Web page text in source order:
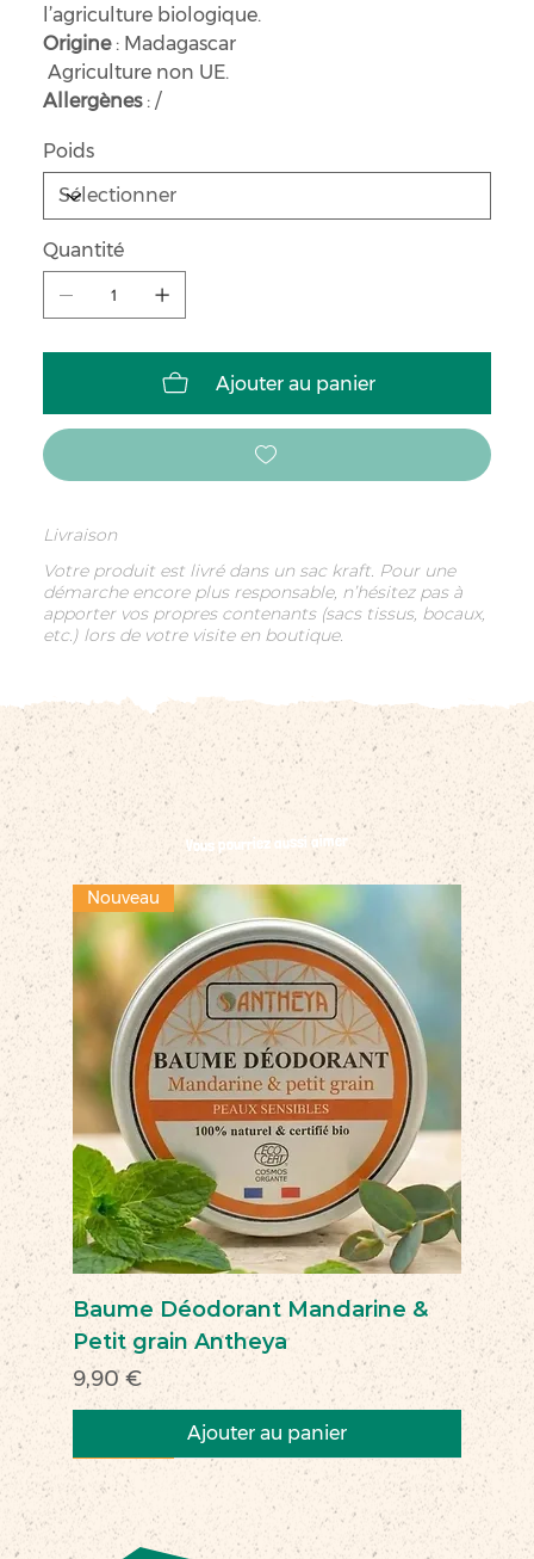
l’agriculture biologique.
Origine: Madagascar
Agriculture non UE.
Allergènes: /
Poids
Quantité
Ajouter au panier
Livraison
Votre produit est livré dans un sac kraft. Pour une
démarche encore plus responsable, n’hésitez pas à
apporter vos propres contenants (sacs tissus, bocaux,
etc.) lors de votre visite en boutique.
Vous pourriez aussi aimer
Nouveau
Baume Déodorant Mandarine &
Petit grain Antheya
Prix
9,90 €
Ajouter au panier
Nouveau
Nouveau
Nouveau
Nouveau
Nouveau
Nouveau
Nouveau
Nouveauté
Nouveau
Nouveau
Commerce équitable
Nouveau